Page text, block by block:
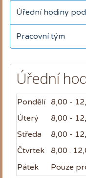
Úřední hodiny
Pracovní tým
Úřední
Pondělí 8,00 -
Úterý
8,00 -
Středa
8,00 -
Čtvrtek
8,00 .
Pátek
Pouze